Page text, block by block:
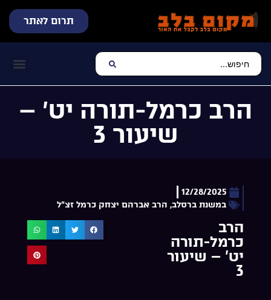
תרום לאתר
הרב כרמל-תורה יט’ –
שיעור 3
12/28/2025
במשנת ברסלב, הרב אברהם יצחק כרמל זצ"ל
הרב
כרמל-תורה
יט’ – שיעור
3